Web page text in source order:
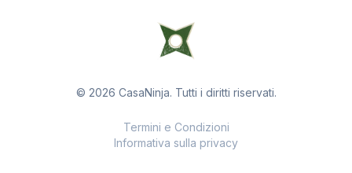
© 2026 CasaNinja. Tutti i diritti riservati.
Termini e Condizioni
Informativa sulla privacy